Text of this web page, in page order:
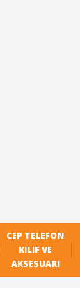
CEP TELEFON
KILIF VE
AKSESUARI